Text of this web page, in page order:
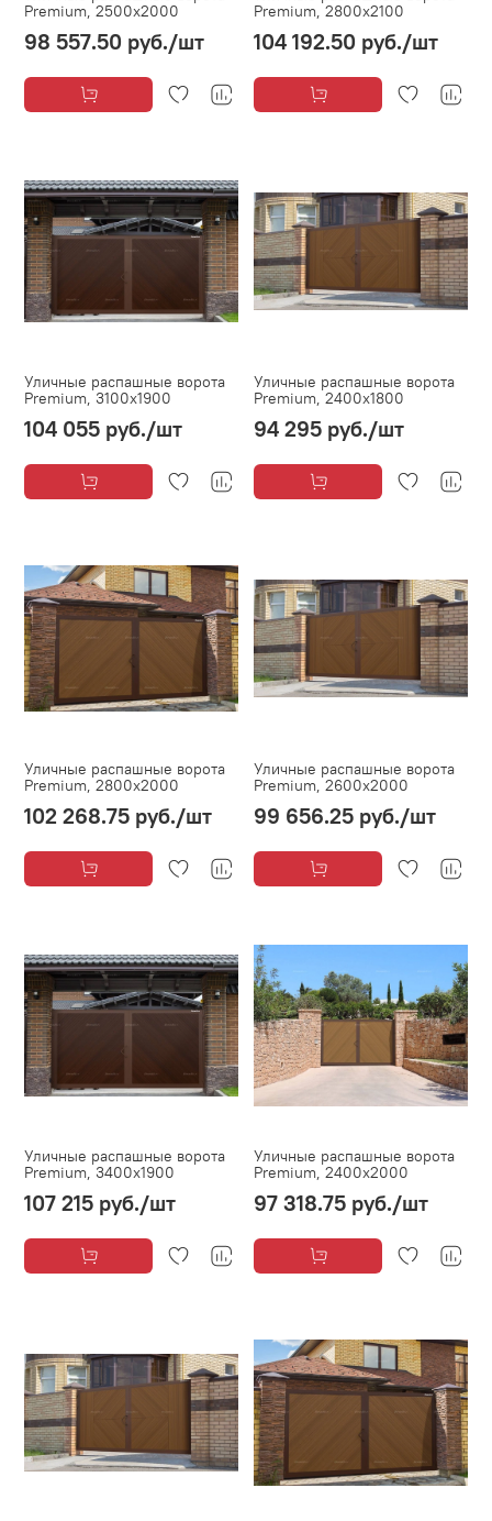
Premium, 2500х2000
98 557.50 руб./шт
Premium, 2800х2100
104 192.50 руб./шт
Уличные распашные ворота
Premium, 3100х1900
104 055 руб./шт
Уличные распашные ворота
Premium, 2400х1800
94 295 руб./шт
Уличные распашные ворота
Premium, 2800х2000
102 268.75 руб./шт
Уличные распашные ворота
Premium, 2600х2000
99 656.25 руб./шт
Уличные распашные ворота
Premium, 3400х1900
107 215 руб./шт
Уличные распашные ворота
Premium, 2400х2000
97 318.75 руб./шт